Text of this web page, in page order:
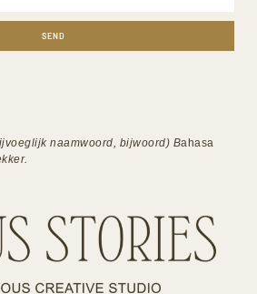
SEND
naamwoord, bijwoord) Bahasa